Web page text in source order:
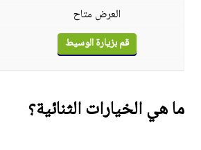
العرض متاح
قم بزيارة الوسيط
ما هي الخيارات الثنائية؟